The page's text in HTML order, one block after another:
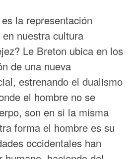
la representación
nuestra cultura
Le Breton ubica en los
de una nueva
estrenando el dualismo
el hombre no se
son en si la misma
forma el hombre es su
occidentales han